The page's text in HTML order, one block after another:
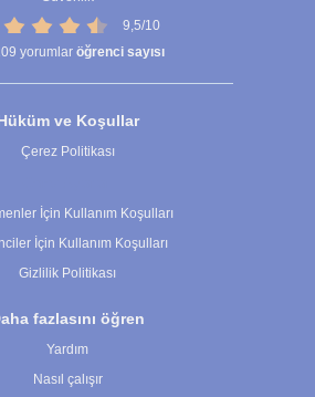
9,5/10
yorumlar öğrenci sayısı
ve Koşullar
Çerez Politikası
İçin Kullanım Koşulları
İçin Kullanım Koşulları
Gizlilik Politikası
fazlasını öğren
Yardım
Nasıl çalışır